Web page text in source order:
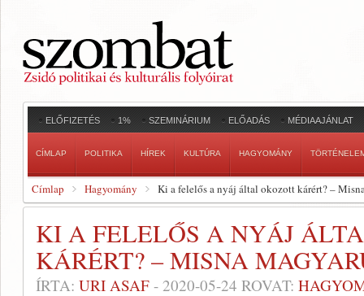
ELŐFIZETÉS 1% SZEMINÁRIUM ELŐADÁS MÉDIAAJÁNLAT
CÍMLAP POLITIKA HÍREK KULTÚRA HAGYOMÁNY
Címlap Hagyomány Ki a felelős a nyáj által okozott kárért? –
KI A FELELŐS A NYÁJ
KÁRÉRT? – MISNA
ÍRTA: URI ASAF - 2020-05-24 ROVAT: